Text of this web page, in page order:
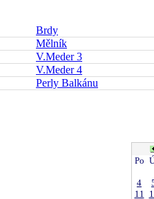
Brdy
Mělník
V.Meder 3
V.Meder 4
Perly Balkánu
Po
4
11